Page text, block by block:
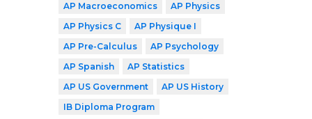
AP Macroeconomics
AP Physics
AP Physics C
AP Physique I
AP Pre-Calculus
AP Psychology
AP Spanish
AP Statistics
AP US Government
AP US History
IB Diploma Program